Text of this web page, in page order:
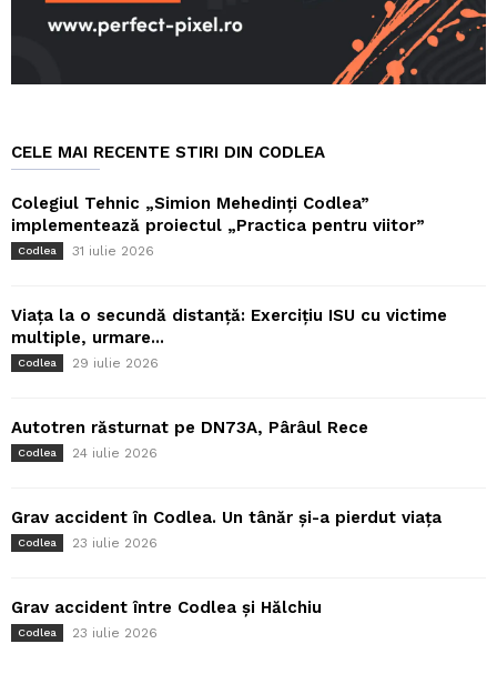
CELE MAI RECENTE STIRI DIN CODLEA
Colegiul Tehnic „Simion Mehedinți Codlea”
implementează proiectul „Practica pentru viitor”
Codlea 31 iulie 2026
Viața la o secundă distanță: Exercițiu ISU cu victime
multiple, urmare...
Codlea 29 iulie 2026
Autotren răsturnat pe DN73A, Pârâul Rece
Codlea 24 iulie 2026
Grav accident în Codlea. Un tânăr și-a pierdut viața
Codlea 23 iulie 2026
Grav accident între Codlea și Hălchiu
Codlea 23 iulie 2026